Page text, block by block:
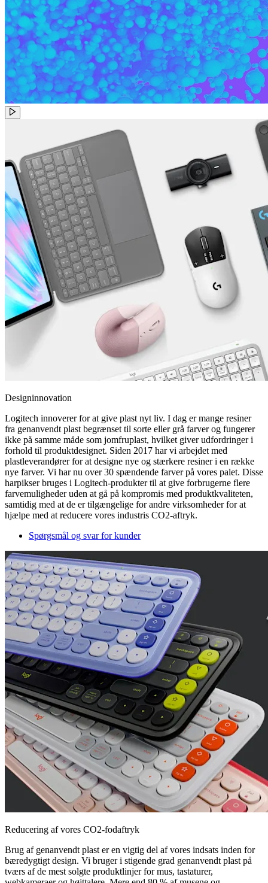
Designinnovation
Logitech innoverer for at give plast nyt liv. I dag er mange resiner
fra genanvendt plast begrænset til sorte eller grå farver og fungerer
ikke på samme måde som jomfruplast, hvilket giver udfordringer i
forhold til produktdesignet. Siden 2017 har vi arbejdet med
plastleverandører for at designe nye og stærkere resiner i en række
nye farver. Vi har nu over 30 spændende farver på vores palet. Disse
harpikser bruges i Logitech-produkter til at give forbrugerne flere
farvemuligheder uden at gå på kompromis med produktkvaliteten,
samtidig med at de er tilgængelige for andre virksomheder for at
hjælpe med at reducere vores industris CO2-aftryk.
Spørgsmål og svar for kunder
Reducering af vores CO2-fodaftryk
Brug af genanvendt plast er en vigtig del af vores indsats inden for
bæredygtigt design. Vi bruger i stigende grad genanvendt plast på
tværs af de mest solgte produktlinjer for mus, tastaturer,